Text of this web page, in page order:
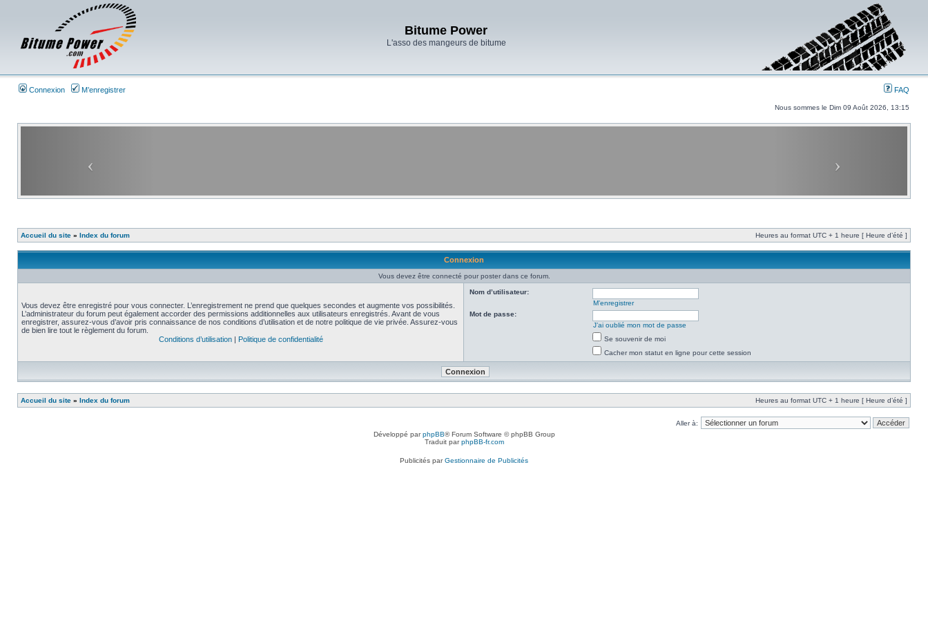
Bitume Power
L'asso des mangeurs de bitume
Connexion M’enregistrer FAQ
Nous sommes le Dim 09 Août 2026, 13:15
Accueil du site » Index du forum Heures au format UTC + 1 heure [ Heure d’été ]
Connexion
Vous devez être connecté pour poster dans ce forum.
Vous devez être enregistré pour vous connecter. L’enregistrement ne prend que quelques secondes et augmente vos possibilités.
L’administrateur du forum peut également accorder des permissions additionnelles aux utilisateurs enregistrés. Avant de vous
enregistrer, assurez-vous d’avoir pris connaissance de nos conditions d’utilisation et de notre politique de vie privée. Assurez-vous
de bien lire tout le règlement du forum.
Conditions d’utilisation| Politique de confidentialité
Nom d’utilisateur:
M’enregistrer
Mot de passe:
J’ai oublié mon mot de passe
Se souvenir de moi
Cacher mon statut en ligne pour cette session
Accueil du site » Index du forum Heures au format UTC + 1 heure [ Heure d’été ]
Aller à:
Développé parphpBB® Forum Software © phpBB Group
Traduit parphpBB-fr.com
Publicités parGestionnaire de Publicités